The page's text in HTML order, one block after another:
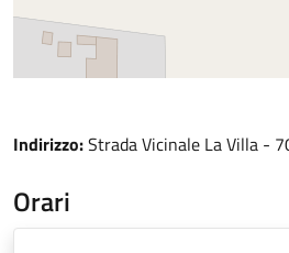
Indirizzo:Strada Vicinale La Villa -
Orari